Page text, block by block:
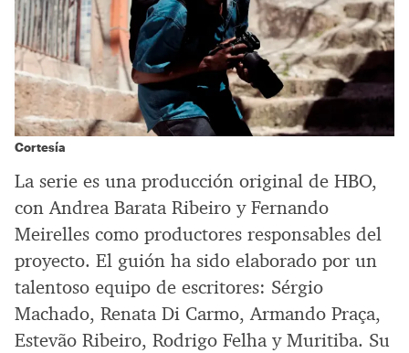
Cortesía
La serie es una producción original de HBO,
con Andrea Barata Ribeiro y Fernando
Meirelles como productores responsables del
proyecto. El guión ha sido elaborado por un
talentoso equipo de escritores: Sérgio
Machado, Renata Di Carmo, Armando Praça,
Estevão Ribeiro, Rodrigo Felha y Muritiba. Su